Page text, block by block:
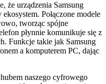
że urządzenia Samsung
Połączone modele
tworząc spójne
płynnie komunikuje się z
Funkcje takie jak Samsung
a komputerem PC, dając
naszego cyfrowego